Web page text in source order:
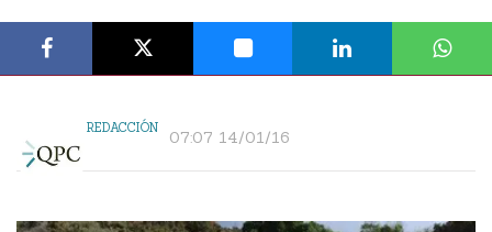
REDACCIÓN 07:07 14/01/16